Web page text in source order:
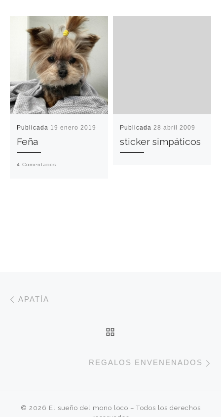
Publicada 19 enero 2019
Feña
4 Comentarios
Publicada 28 abril 2009
sticker simpáticos
Navegación de entradas
APATÍA
REGALOS ENVENENADOS
© 2026 El sueño del mono loco – Todos los derechos